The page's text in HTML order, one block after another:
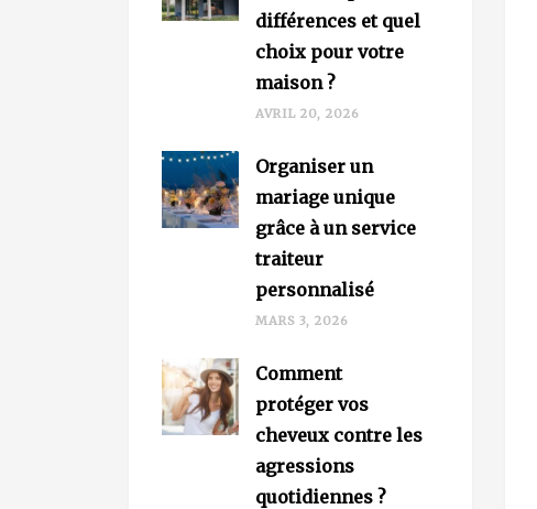
différences et quel
choix pour votre
maison ?
AVRIL 20, 2026
Organiser un
mariage unique
grâce à un service
traiteur
personnalisé
MARS 3, 2026
Comment
protéger vos
cheveux contre les
agressions
quotidiennes ?